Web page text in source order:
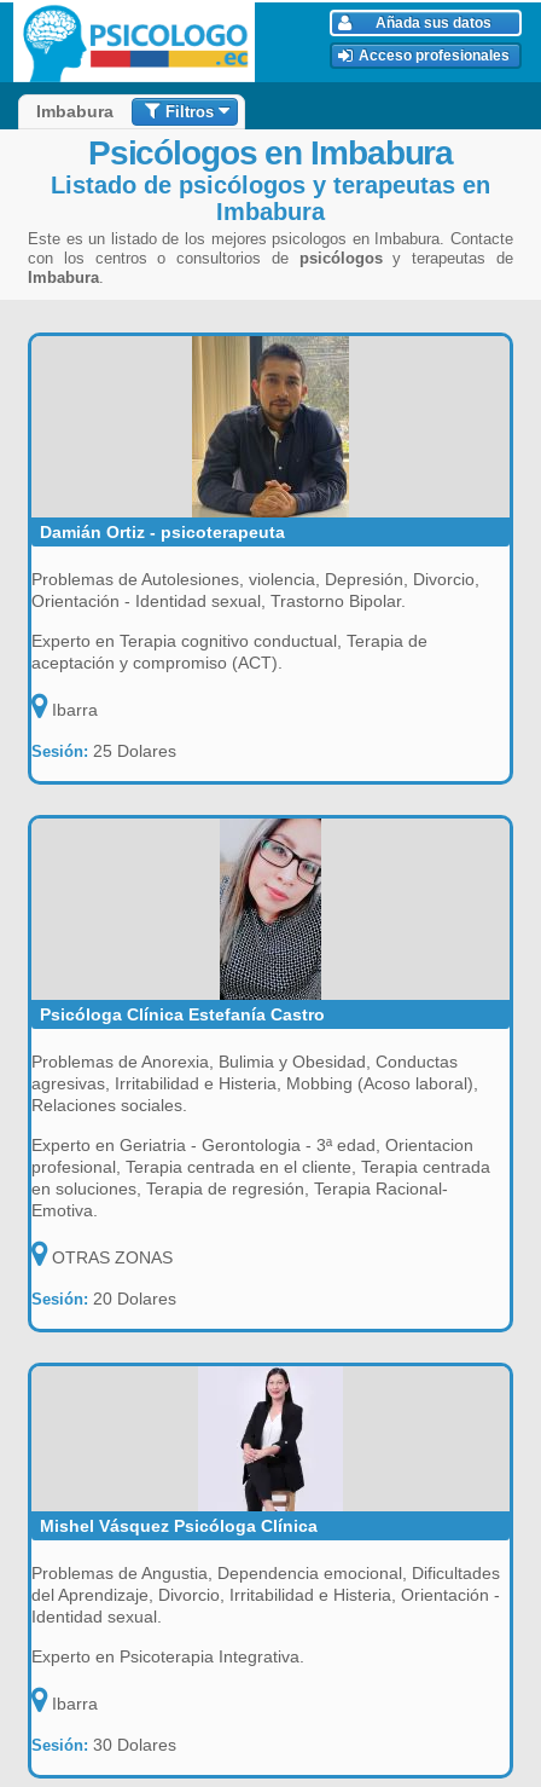
Añada sus datos
Acceso profesionales
Imbabura Filtros
Psicólogos en Imbabura
Listado de psicólogos y terapeutas en
Imbabura
Este es un listado de los mejores psicologos en Imbabura. Contacte
con los centros o consultorios de psicólogosy terapeutas de
Imbabura.
Damián Ortiz - psicoterapeuta
Problemas de Autolesiones, violencia, Depresión, Divorcio,
Orientación - Identidad sexual, Trastorno Bipolar.
Experto en Terapia cognitivo conductual, Terapia de
aceptación y compromiso (ACT).
Ibarra
Sesión:25 Dolares
Psicóloga Clínica Estefanía Castro
Problemas de Anorexia, Bulimia y Obesidad, Conductas
agresivas, Irritabilidad e Histeria, Mobbing (Acoso laboral),
Relaciones sociales.
Experto en Geriatria - Gerontologia - 3ª edad, Orientacion
profesional, Terapia centrada en el cliente, Terapia centrada
en soluciones, Terapia de regresión, Terapia Racional-
Emotiva.
OTRAS ZONAS
Sesión:20 Dolares
Mishel Vásquez Psicóloga Clínica
Problemas de Angustia, Dependencia emocional, Dificultades
del Aprendizaje, Divorcio, Irritabilidad e Histeria, Orientación -
Identidad sexual.
Experto en Psicoterapia Integrativa.
Ibarra
Sesión:30 Dolares